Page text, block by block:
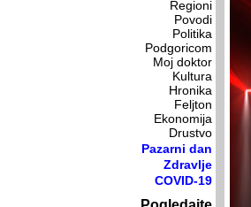
Regioni
Povodi
Politika
Podgoricom
Moj doktor
Kultura
Hronika
Feljton
Ekonomija
Drustvo
Pazarni dan
Zdravlje
COVID-19